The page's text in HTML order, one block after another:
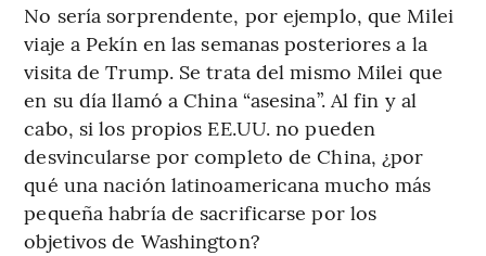
No sería sorprendente, por ejemplo, que Milei
viaje a Pekín en las semanas posteriores a la
visita de Trump. Se trata del mismo Milei que
en su día llamó a China “asesina”. Al fin y al
cabo, si los propios EE.UU. no pueden
desvincularse por completo de China, ¿por
qué una nación latinoamericana mucho más
pequeña habría de sacrificarse por los
objetivos de Washington?